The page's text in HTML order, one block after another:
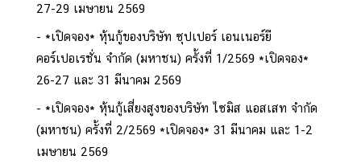
27-29 เมษายน 2569
*เปิดจอง* หุ้นกู้ของบริษัท ซุปเปอร์ เอนเนอร์ยี
คอร์เปอเรชั่น จำกัด (มหาชน) ครั้งที่ 1/2569 *เปิดจอง*
26-27 และ 31 มีนาคม 2569
*เปิดจอง* หุ้นกู้เสี่ยงสูงของบริษัท ไซมิส แอสเสท จำกัด
(มหาชน) ครั้งที่ 2/2569 *เปิดจอง* 31 มีนาคม และ 1-2
เมษายน 2569